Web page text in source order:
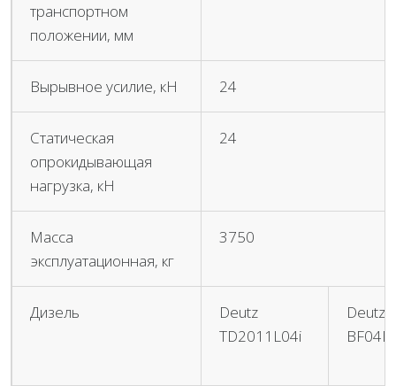
транспортном
положении, мм
Вырывное усилие, кН 24
Статическая
опрокидывающая
нагрузка, кН
24
Масса
эксплуатационная, кг
3750
Дизель
Deutz
TD2011L04i
Deutz